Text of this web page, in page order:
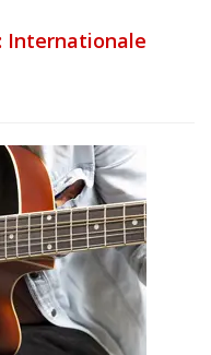
Internationale